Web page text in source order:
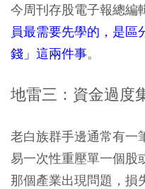
今周刊存股電子報總編
員最需要先學的，是區
錢」這兩件事。
地雷三：資金過度
老白族群手邊通常有一
易一次性重壓單一個股
那個產業出現問題，損